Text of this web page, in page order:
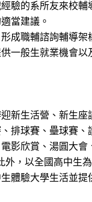
驗的系所友來校輔
當建議。
成職輔諮詢輔導架
一般生就業機會以
新生活營、新生座
排球賽、壘球賽、
影欣賞、湯圓大會
外，以全國高中生
體驗大學生活並提